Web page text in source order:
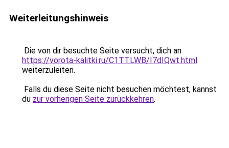
Weiterleitungshinweis
Die von dir besuchte Seite versucht, dich an
https://vorota-kalitki.ru/C1TTLWB/I7dIQwt.html
weiterzuleiten.
Falls du diese Seite nicht besuchen möchtest, kannst
du zur vorherigen Seite zurückkehren.